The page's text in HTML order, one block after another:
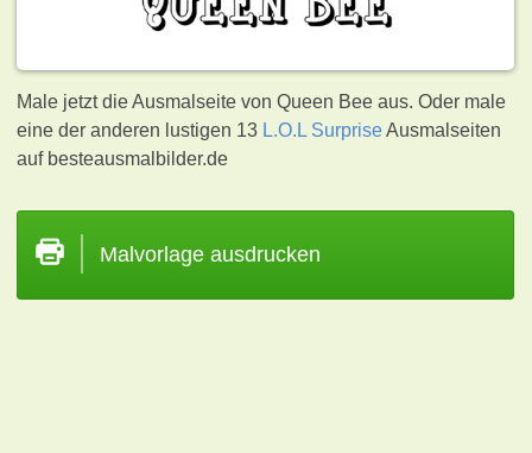
Male jetzt die Ausmalseite von Queen Bee aus. Oder male
eine der anderen lustigen 13 L.O.L SurpriseAusmalseiten
auf besteausmalbilder.de
Malvorlage ausdrucken